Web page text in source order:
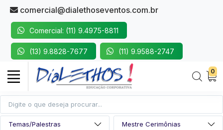
comercial@dialethoseventos.com.br
Comercial: (11) 9.4975-8811
(13) 9.8828-7677 (11) 9.9588-2747
0